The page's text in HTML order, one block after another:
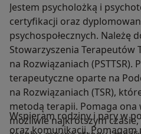
Jestem psycholożką i
certyfikacji oraz
psychospołecznych. Należę
Stowarzyszenia Terapeutów
na Rozwiązaniach (PSTTSR).
terapeutyczne oparte na
na Rozwiązaniach (TSR),
metodą terapii. Pomaga
możliwie najkrótszym
Wspieram rodziny i pary w
oraz komunikacji. Pomagam